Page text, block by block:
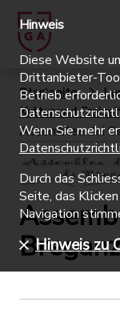
Startseite
Kultur und
Assemblea dei
Hinweis
Diese Website
Drittanbieter-
Betrieb
Wenn Sie mehr
Durch das
Seite, das
Navigation
Hinweis zu